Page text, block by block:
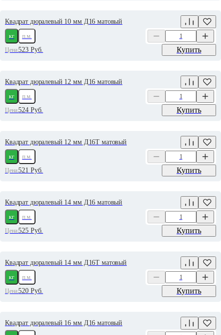
Квадрат дюралевый 10 мм Д16 матовый
кг
п.м.
Цена:523 Руб. Купить
Квадрат дюралевый 12 мм Д16 матовый
кг
п.м.
Цена:524 Руб. Купить
Квадрат дюралевый 12 мм Д16Т матовый
кг
п.м.
Цена:521 Руб. Купить
Квадрат дюралевый 14 мм Д16 матовый
кг
п.м.
Цена:525 Руб. Купить
Квадрат дюралевый 14 мм Д16Т матовый
кг
п.м.
Цена:520 Руб. Купить
Квадрат дюралевый 16 мм Д16 матовый